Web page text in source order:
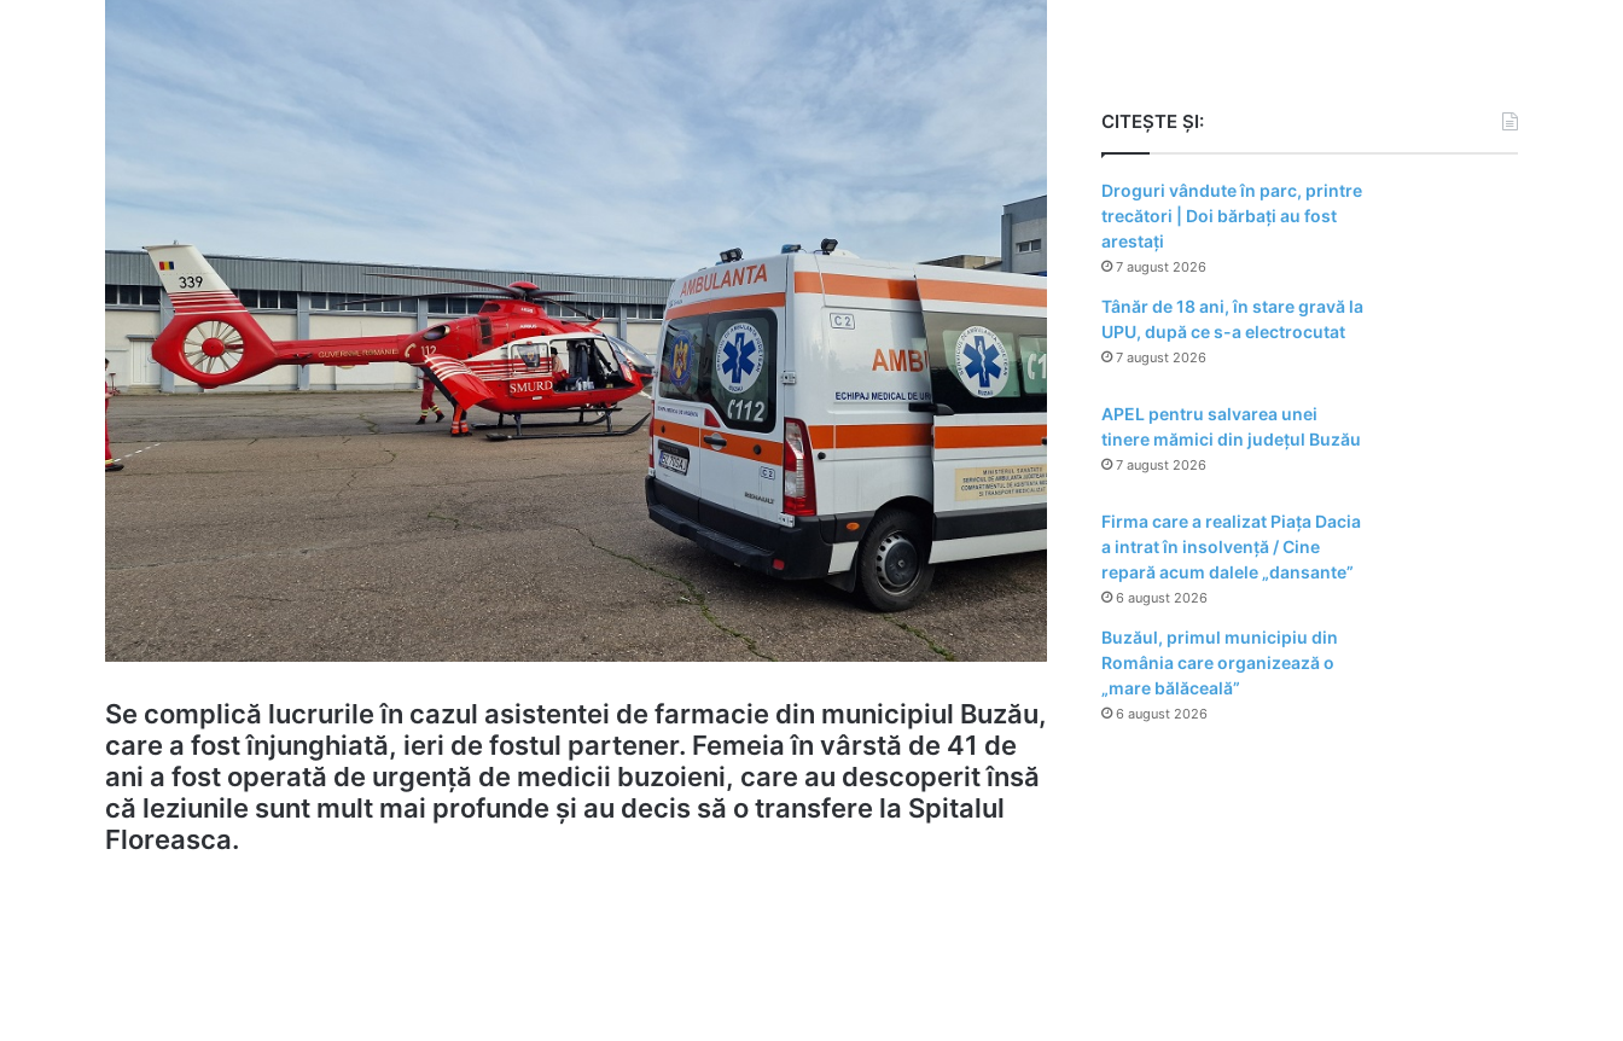
Se complică lucrurile în cazul asistentei de farmacie din municipiul Buzău,
care a fost înjunghiată, ieri de fostul partener. Femeia în vârstă de 41 de
ani a fost operată de urgență de medicii buzoieni, care au descoperit însă
că leziunile sunt mult mai profunde și au decis să o transfere la Spitalul
Floreasca.
CITEȘTE ȘI:
Droguri vândute în parc, printre
trecători | Doi bărbați au fost
arestați
7 august 2026
Tânăr de 18 ani, în stare gravă la
UPU, după ce s-a electrocutat
7 august 2026
APEL pentru salvarea unei
tinere mămici din județul Buzău
7 august 2026
Firma care a realizat Piața Dacia
a intrat în insolvență / Cine
repară acum dalele „dansante”
6 august 2026
Buzăul, primul municipiu din
România care organizează o
„mare bălăceală”
6 august 2026